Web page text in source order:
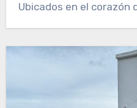
Ubicados en el corazón